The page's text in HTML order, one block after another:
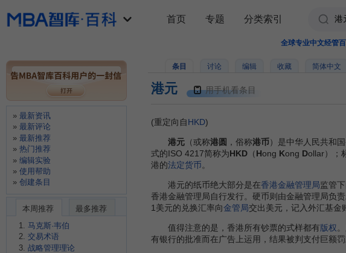
全球专业中文经管
条目 讨论 编辑 收藏 简体中文
港元 用手机看条目
(重定向自HKD)
港元 （或称港圆 ，俗称港币）是中华人民共和
式的ISO 4217简称为HKD （Hong Kong Dollar）；
港的法定货币。
港元的纸币绝大部分是在香港金融管理局监管
香港金融管理局自行发行。硬币则由金融管理局负
1美元的兑换汇率向金管局交出美元，记入外汇基金
值得注意的是，香港所有钞票的式样都有版权
有银行的批准而在广告上运用，结果被判支付巨额罚
首页 专题 分类索引
最新资讯
最新评论
最新推荐
热门推荐
编辑实验
使用帮助
创建条目
本周推荐
最多推荐
马克斯·韦伯
交易术语
战略管理理论